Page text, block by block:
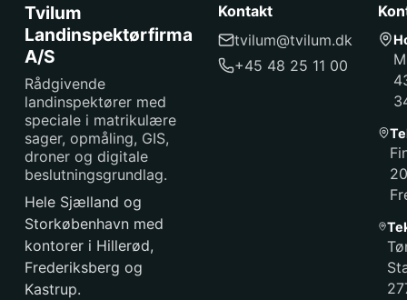
Tvilum
Landinspektørfirma
A/S
Rådgivende
landinspektører med
speciale i matrikulære
sager, opmåling, GIS,
droner og digitale
beslutningsgrundlag.
Hele Sjælland og
Storkøbenhavn med
kontorer i Hillerød,
Frederiksberg og
Kastrup.
Kontakt
tvilum@tvilum.dk
+45 48 25 11 00